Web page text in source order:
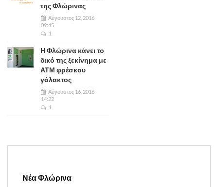
της Φλώρινας
Αύγουστος 12, 2016
09:45
1
Η Φλώρινα κάνει το
δικό της ξεκίνημα με
ΑΤΜ φρέσκου
γάλακτος
Αύγουστος 16, 2016
14:22
1
Νέα Φλώρινα